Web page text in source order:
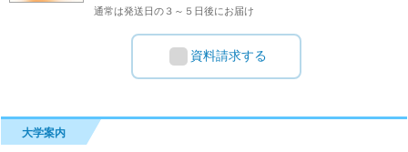
通常は発送日の３～５日後にお届け
資料請求する
大学案内